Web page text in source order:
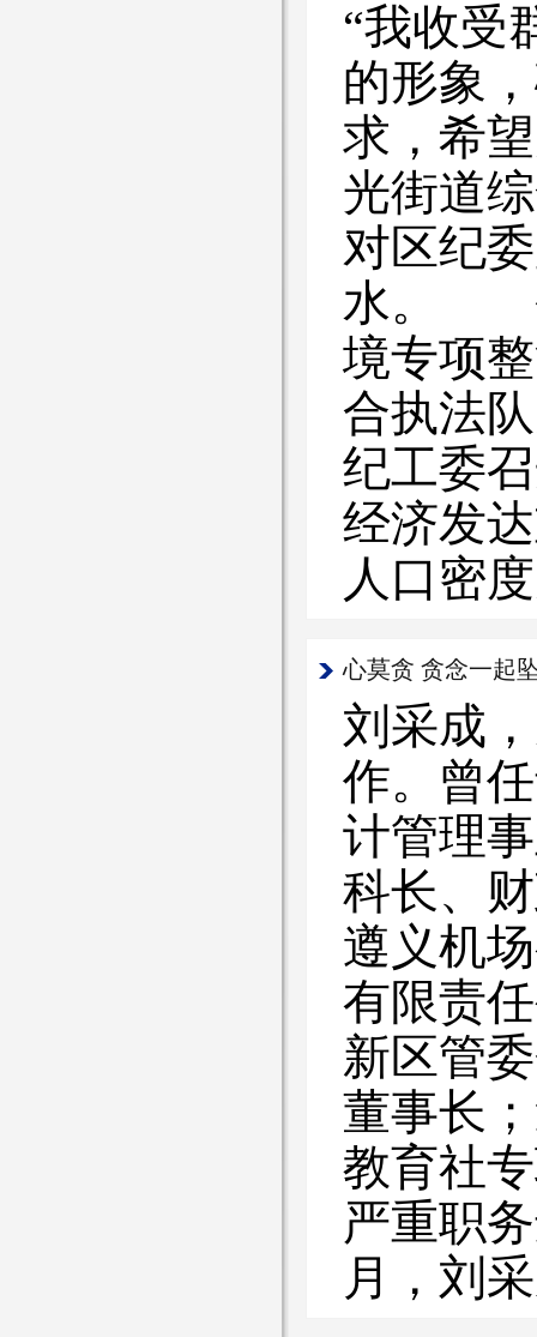
“我收受
的形象
求，希
光街道
对区纪
水。 今
境专项
合执法
纪工委
经济发
人口密
心莫贪 贪念一起
刘采成
作。曾
计管理
科长、
遵义机
有限责
新区管
董事长
教育社
严重职
月，刘